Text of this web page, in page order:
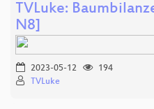
TVLuke:
N8]
2023-05-12
194
TVLuke